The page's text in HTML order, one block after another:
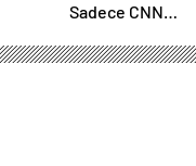
Sadece CNN
Elize’de! Suriye